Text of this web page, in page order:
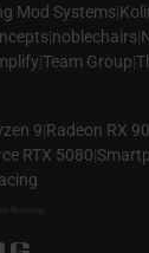
Mod Systems|
|noblechairs|
|Team Group|
9|Radeon RX
RTX 5080|